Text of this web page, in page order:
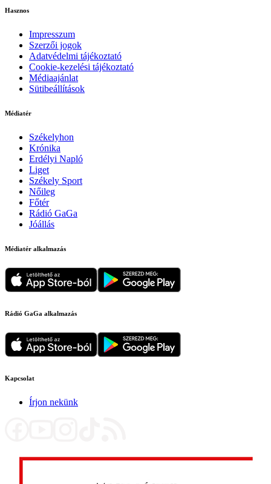
Hasznos
Impresszum
Szerzői jogok
Adatvédelmi tájékoztató
Cookie-kezelési tájékoztató
Médiaajánlat
Sütibeállítások
Médiatér
Székelyhon
Krónika
Erdélyi Napló
Liget
Székely Sport
Nőileg
Főtér
Rádió GaGa
Jóállás
Médiatér alkalmazás
Rádió GaGa alkalmazás
Kapcsolat
Írjon nekünk